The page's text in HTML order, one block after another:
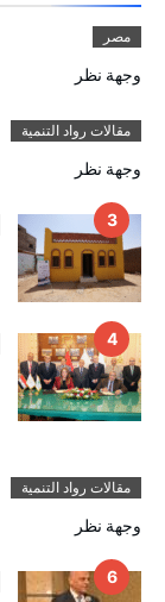
مصر
وجهة نظر
مقالات رواد التنمية
وجهة نظر
مقالات رواد التنمية
وجهة نظر